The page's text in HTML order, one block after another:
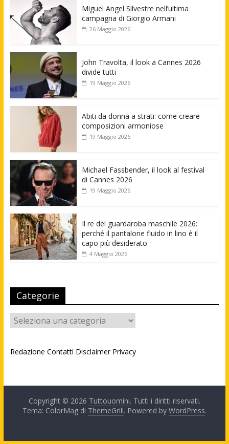
Miguel Angel Silvestre nell’ultima
campagna di Giorgio Armani
26 Maggio 2026
John Travolta, il look a Cannes 2026
divide tutti
19 Maggio 2026
Abiti da donna a strati: come creare
composizioni armoniose
19 Maggio 2026
Michael Fassbender, il look al festival
di Cannes 2026
19 Maggio 2026
Il re del guardaroba maschile 2026:
perché il pantalone fluido in lino è il
capo più desiderato
4 Maggio 2026
Categorie
Categorie
Redazione Contatti Disclaimer Privacy
Copyright © 2026 Tuttouomini. Tutti i diritti riservati.
Tema: ColorMag di ThemeGrill. Powered by WordPress.